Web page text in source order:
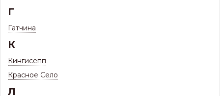
Г
Гатчина
К
Кингисепп
Красное Село
Л